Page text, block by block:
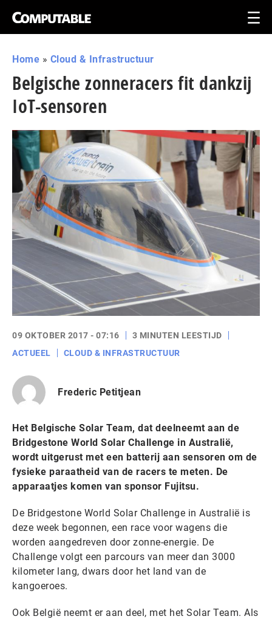
Home » Cloud & Infrastructuur
Belgische zonneracers fit dankzij
IoT-sensoren
09 OKTOBER 2017 - 07:16
3 MINUTEN LEESTIJD
ACTUEEL
CLOUD & INFRASTRUCTUUR
Frederic Petitjean
Het Belgische Solar Team, dat deelneemt aan de
Bridgestone World Solar Challenge in Australië,
wordt uitgerust met een batterij aan sensoren om de
fysieke paraatheid van de racers te meten. De
apparaatjes komen van sponsor Fujitsu.
De Bridgestone World Solar Challenge in Australië is
deze week begonnen, een race voor wagens die
worden aangedreven door zonne-energie. De
Challenge volgt een parcours van meer dan 3000
kilometer lang, dwars door het land van de
kangoeroes.
Ook België neemt er aan deel, met het Solar Team. Als